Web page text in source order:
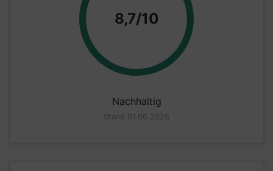
8,7/10 Punkte
Nachhaltig
Stand 01.06.2026